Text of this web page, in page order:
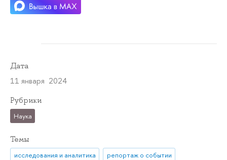
Дата
11 января 2024
Рубрики
Наука
Темы
исследования и аналитика
репортаж о событии